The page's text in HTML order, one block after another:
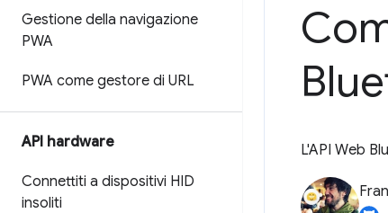
Gestione della navigazione
PWA
PWA come gestore di URL
API hardware
Connettiti a dispositivi HID
insoliti
L'API Web